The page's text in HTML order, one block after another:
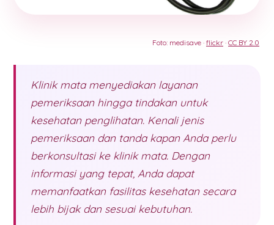
Foto: medisave · flickr · CC BY 2.0
Klinik mata menyediakan layanan
pemeriksaan hingga tindakan untuk
kesehatan penglihatan. Kenali jenis
pemeriksaan dan tanda kapan Anda perlu
berkonsultasi ke klinik mata. Dengan
informasi yang tepat, Anda dapat
memanfaatkan fasilitas kesehatan secara
lebih bijak dan sesuai kebutuhan.